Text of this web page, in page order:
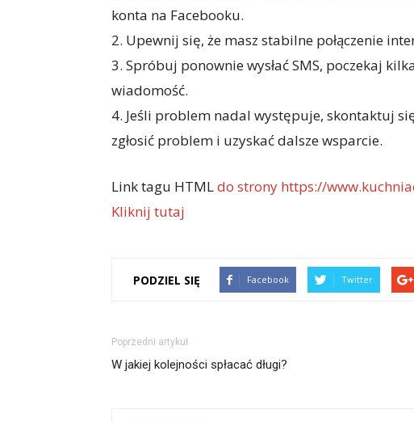
konta na Facebooku.
2. Upewnij się, że masz stabilne połączenie
3. Spróbuj ponownie wysłać SMS, poczekaj
wiadomość.
4. Jeśli problem nadal występuje, skontaktuj
zgłosić problem i uzyskać dalsze wsparcie.
Link tagu HTMLdo strony https://
Kliknij tutaj
PODZIEL SIĘ Facebook Twitter
Poprzedni artykuł
W jakiej kolejności spłacać długi?